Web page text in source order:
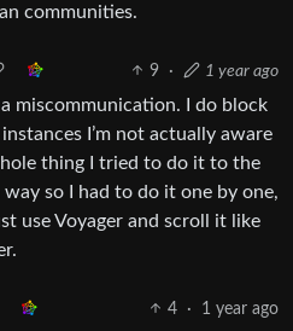
communities.
9 · 1 year ago
miscommunication. I do block
I’m not actually aware
thing I tried to do it to the
so I had to do it one by one,
use Voyager and scroll it like
4 · 1 year ago